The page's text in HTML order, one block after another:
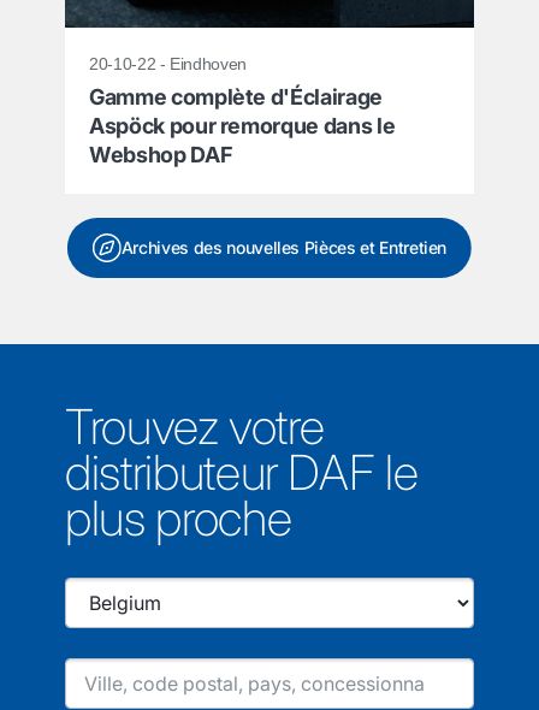
20-10-22 - Eindhoven
Gamme complète d'Éclairage
Aspöck pour remorque dans le
Webshop DAF
Archives des nouvelles Pièces et Entretien
Trouvez votre
distributeur DAF le
plus proche